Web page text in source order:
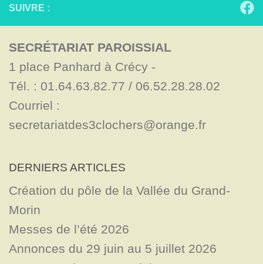
SUIVRE :
SECRÉTARIAT PAROISSIAL
1 place Panhard à Crécy -
Tél. : 01.64.63.82.77 / 06.52.28.28.02
Courriel :
secretariatdes3clochers@orange.fr
DERNIERS ARTICLES
Création du pôle de la Vallée du Grand-
Morin
Messes de l’été 2026
Annonces du 29 juin au 5 juillet 2026